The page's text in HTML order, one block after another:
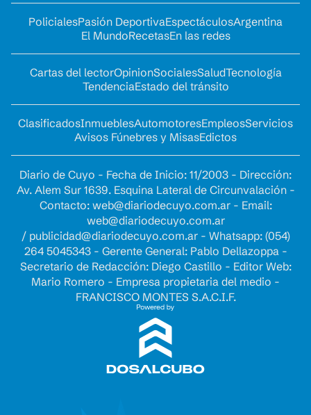
PolicialesPasión DeportivaEspectáculosArgentina
El MundoRecetasEn las redes
Cartas del lectorOpinionSocialesSaludTecnología
TendenciaEstado del tránsito
ClasificadosInmueblesAutomotoresEmpleosServicios
Avisos Fúnebres y MisasEdictos
Diario de Cuyo - Fecha de Inicio: 11/2003 - Dirección:
Av. Alem Sur 1639. Esquina Lateral de Circunvalación -
Contacto: web@diariodecuyo.com.ar- Email:
web@diariodecuyo.com.ar
/ publicidad@diariodecuyo.com.ar- Whatsapp: (054)
264 5045343 - Gerente General: Pablo Dellazoppa -
Secretario de Redacción: Diego Castillo - Editor Web:
Mario Romero - Empresa propietaria del medio -
FRANCISCO MONTES S.A.C.I.F.